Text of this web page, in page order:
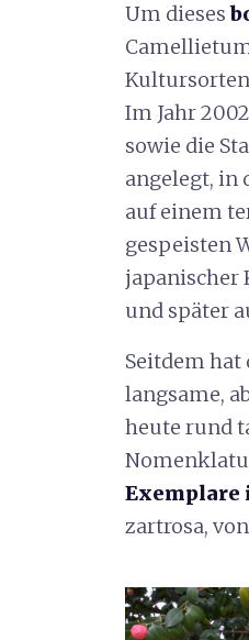
Um dieses
Im Jahr
sowie die
angelegt, in
auf einem
gespeisten
japanischer
und später
Seitdem hat
langsame,
heute rund
Exemplare
zartrosa,